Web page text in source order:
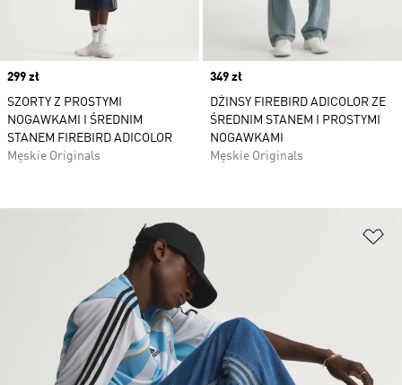
Price
299 zł
SZORTY Z PROSTYMI
NOGAWKAMI I ŚREDNIM
STANEM FIREBIRD ADICOLOR
Męskie Originals
Price
349 zł
DŻINSY FIREBIRD ADICOLOR ZE
ŚREDNIM STANEM I PROSTYMI
NOGAWKAMI
Męskie Originals